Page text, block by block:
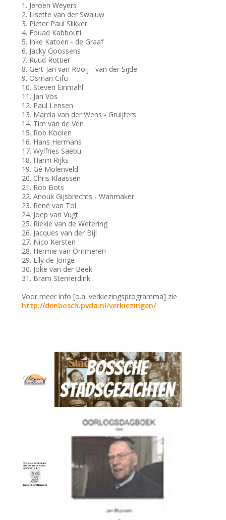
1. Jeroen Weyers
2. Lisette van der Swaluw
3. Pieter Paul Slikker
4. Fouad Kabbouti
5. Inke Katoen - de Graaf
6. Jacky Goossens
7. Ruud Rottier
8. Gert-Jan van Rooij - van der Sijde
9. Osman Cifci
10. Steven Einmahl
11. Jan Vos
12. Paul Lensen
13. Marcia van der Wens - Gruijters
14. Tim van de Ven
15. Rob Koolen
16. Hans Hermans
17. Wylfries Saebu
18. Harm Rijks
19. Gé Molenveld
20. Chris Klaassen
21. Rob Bots
22. Anouk Gijsbrechts - Wanmaker
23. René van Tol
24. Joep van Vugt
25. Riekie van de Wetering
26. Jacques van der Bijl
27. Nico Kersten
28. Hermie van Ommeren
29. Elly de Jonge
30. Joke van der Beek
31. Bram Stemerdink
Voor meer info [o.a. verkiezingsprogramma] zie
http://denbosch.pvda.nl/verkiezingen/